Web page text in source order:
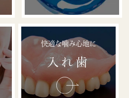
快適な噛み心地に
入れ歯